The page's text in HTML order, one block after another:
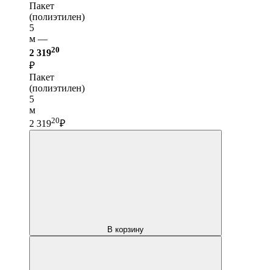
Пакет
(полиэтилен)
5
м —
2 31920
₽
Пакет
(полиэтилен)
5
м
2 31920₽
В корзину